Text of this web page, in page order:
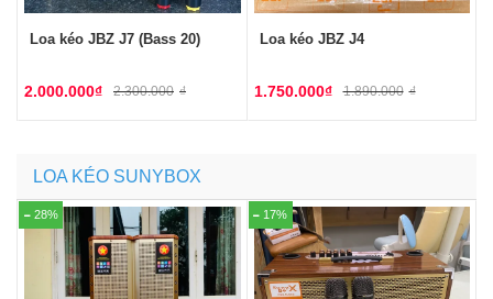
Loa kéo JBZ J7 (Bass 20)
2.300.000 ₫
2.000.000₫
Loa kéo JBZ J4
1.890.000 ₫
1.750.000₫
LOA KÉO SUNYBOX
28% 17%